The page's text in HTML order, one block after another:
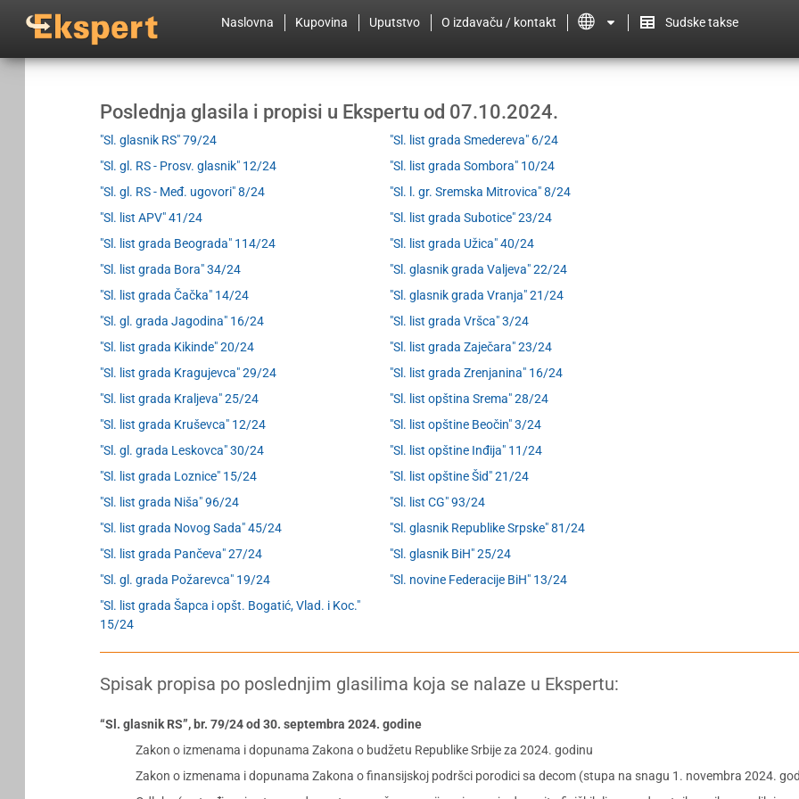
Naslovna Kupovina Uputstvo O izdavaču / kontakt Sudske takse
Poslednja glasila i propisi u Ekspertu od 07.10.2024.
"Sl. glasnik RS" 79/24
"Sl. gl. RS - Prosv. glasnik" 12/24
"Sl. gl. RS - Međ. ugovori" 8/24
"Sl. list APV" 41/24
"Sl. list grada Beograda" 114/24
"Sl. list grada Bora" 34/24
"Sl. list grada Čačka" 14/24
"Sl. gl. grada Jagodina" 16/24
"Sl. list grada Kikinde" 20/24
"Sl. list grada Kragujevca" 29/24
"Sl. list grada Kraljeva" 25/24
"Sl. list grada Kruševca" 12/24
"Sl. gl. grada Leskovca" 30/24
"Sl. list grada Loznice" 15/24
"Sl. list grada Niša" 96/24
"Sl. list grada Novog Sada" 45/24
"Sl. list grada Pančeva" 27/24
"Sl. gl. grada Požarevca" 19/24
"Sl. list grada Šapca i opšt. Bogatić, Vlad. i Koc."
15/24
"Sl. list grada Smedereva" 6/24
"Sl. list grada Sombora" 10/24
"Sl. l. gr. Sremska Mitrovica" 8/24
"Sl. list grada Subotice" 23/24
"Sl. list grada Užica" 40/24
"Sl. glasnik grada Valjeva" 22/24
"Sl. glasnik grada Vranja" 21/24
"Sl. list grada Vršca" 3/24
"Sl. list grada Zaječara" 23/24
"Sl. list grada Zrenjanina" 16/24
"Sl. list opština Srema" 28/24
"Sl. list opštine Beočin" 3/24
"Sl. list opštine Inđija" 11/24
"Sl. list opštine Šid" 21/24
"Sl. list CG" 93/24
"Sl. glasnik Republike Srpske" 81/24
"Sl. glasnik BiH" 25/24
"Sl. novine Federacije BiH" 13/24
Spisak propisa po poslednjim glasilima koja se nalaze u Ekspertu:
“Sl. glasnik RS”, br. 79/24 od 30. septembra 2024. godine
Zakon o izmenama i dopunama Zakona o budžetu Republike Srbije za 2024. godinu
Zakon o izmenama i dopunama Zakona o finansijskoj podršci porodici sa decom (stupa na snagu 1. novembra 2024.